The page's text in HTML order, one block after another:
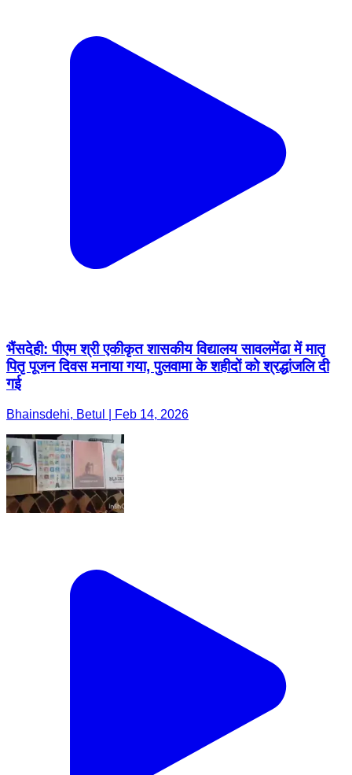
भैंसदेही: पीएम श्री एकीकृत शासकीय विद्यालय सावलमेंढा में मातृ
पितृ पूजन दिवस मनाया गया, पुलवामा के शहीदों को श्रद्धांजलि दी
गई
Bhainsdehi, Betul | Feb 14, 2026